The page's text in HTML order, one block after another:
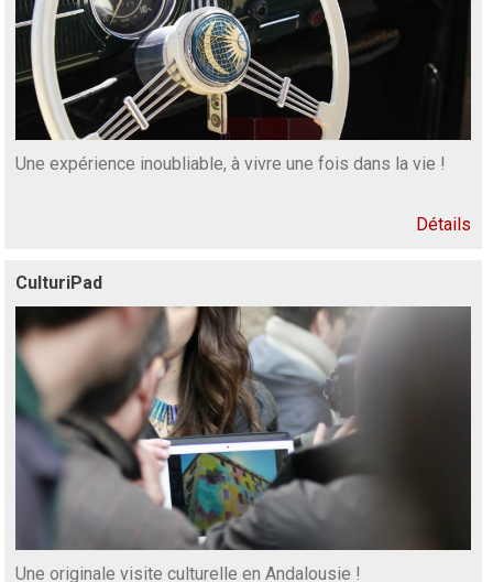
Une expérience inoubliable, à vivre une fois dans la vie !
Détails
CulturiPad
Une originale visite culturelle en Andalousie !